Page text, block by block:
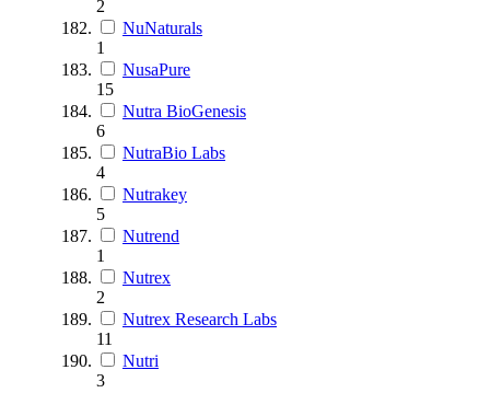
2
NuNaturals
1
NusaPure
15
Nutra BioGenesis
6
NutraBio Labs
4
Nutrakey
5
Nutrend
1
Nutrex
2
Nutrex Research Labs
11
Nutri
3